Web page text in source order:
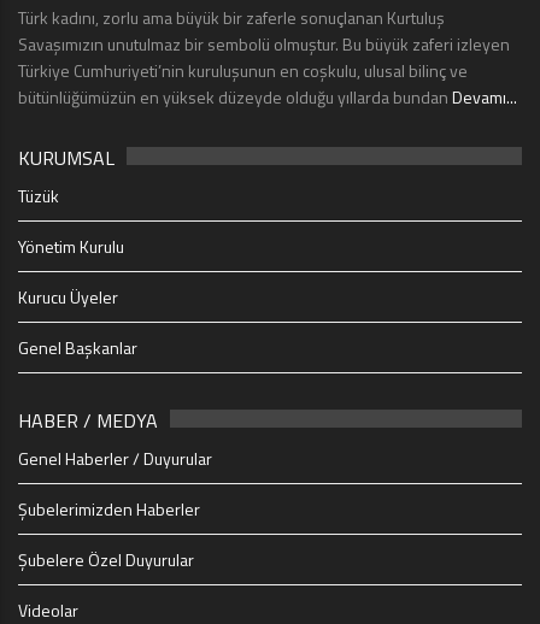
Türk kadını, zorlu ama büyük bir zaferle sonuçlanan Kurtuluş
Savaşımızın unutulmaz bir sembolü olmuştur. Bu büyük zaferi izleyen
Türkiye Cumhuriyeti’nin kuruluşunun en coşkulu, ulusal bilinç ve
bütünlüğümüzün en yüksek düzeyde olduğu yıllarda bundanDevamı...
KURUMSAL
Tüzük
Yönetim Kurulu
Kurucu Üyeler
Genel Başkanlar
HABER / MEDYA
Genel Haberler / Duyurular
Şubelerimizden Haberler
Şubelere Özel Duyurular
Videolar